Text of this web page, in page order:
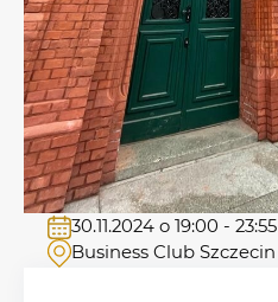
30.11.2024 o 19:00 - 23:55
Business Club Szczecin